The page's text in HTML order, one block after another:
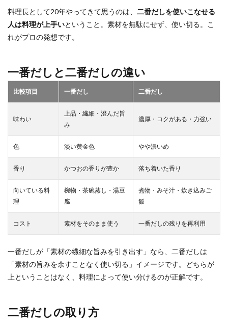
料理長として20年やってきて思うのは、 二番だしを使いこなせる
人は料理が上手いということ。素材を無駄にせず、使い切る。こ
れがプロの発想です。
一番だしと二番だしの違い
比較項目 一番だし 二番だし
味わい
上品・繊細・澄んだ旨
み
濃厚・コクがある・力強い
色 淡い黄金色 やや濃いめ
香り かつおの香りが豊か 落ち着いた香り
向いている料
理
椀物・茶碗蒸し・湯豆
腐
煮物・みそ汁・炊き込みご
飯
コスト 素材をそのまま使う 一番だしの残りを再利用
一番だしが「素材の繊細な旨みを引き出す」なら、二番だしは
「素材の旨みを余すことなく使い切る」イメージです。どちらが
上ということはなく、料理によって使い分けるのが正解です。
二番だしの取り方